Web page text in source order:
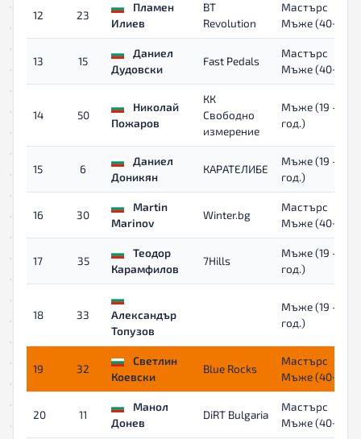
12 23
Пламен
Илиев
BT
Revolution
Мастърс
Мъже (40+)
13 15
Даниел
Дудовски
Fast Pedals
Мастърс
Мъже (40+)
14 50
Николай
Пожаров
КК
Свободно
измерение
Мъже (19 - 39
год.)
15 6
Даниел
Доникян
КАРАТЕЛИБЕ
Мъже (19 - 39
год.)
16 30
Martin
Marinov
Winter.bg
Мастърс
Мъже (40+)
17 35
Теодор
Карамфилов
7Hills
Мъже (19 - 39
год.)
18 33
Александър
Топузов
Мъже (19 - 39
год.)
19 32
Светлин
Коевски
Blue Rocks
Мастърс
Мъже (40+)
20 11
Манол
Донев
DiRT Bulgaria
Мастърс
Мъже (40+)